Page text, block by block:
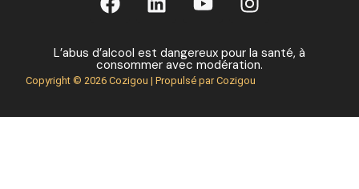
L’abus d’alcool est dangereux pour la santé, à
consommer avec modération.
Copyright © 2026 Cozigou | Propulsé par Cozigou